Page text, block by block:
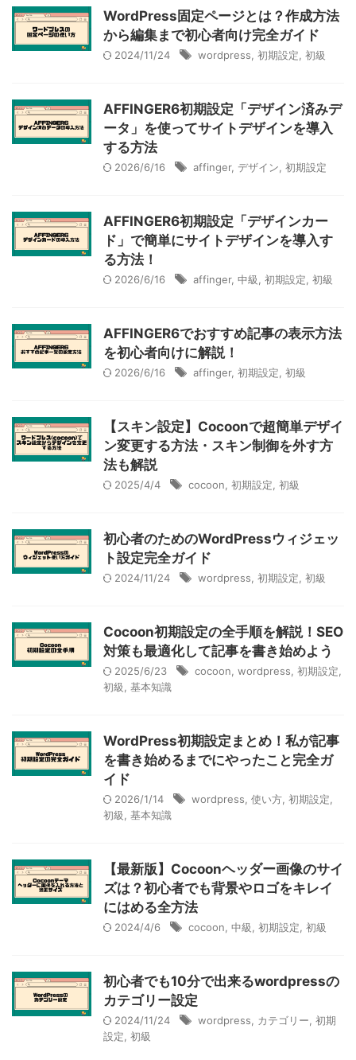
WordPress固定ページとは？作成方法
から編集まで初心者向け完全ガイド
2024/11/24 wordpress 初期設定 初級
AFFINGER6初期設定「デザイン済みデ
ータ」を使ってサイトデザインを導入
する方法
2026/6/16 affinger, デザイン 初期設定
AFFINGER6初期設定「デザインカー
ド」で簡単にサイトデザインを導入す
る方法！
2026/6/16 affinger, 中級 初期設定 初級
AFFINGER6でおすすめ記事の表示方法
を初心者向けに解説！
2026/6/16 affinger, 初期設定 初級
【スキン設定】Cocoonで超簡単デザイ
ン変更する方法・スキン制御を外す方
法も解説
2025/4/4 cocoon 初期設定 初級
初心者のためのWordPressウィジェッ
ト設定完全ガイド
2024/11/24 wordpress 初期設定 初級
Cocoon初期設定の全手順を解説！SEO
対策も最適化して記事を書き始めよう
2025/6/23 cocoon wordpress 初期設定
初級
基本知識
WordPress初期設定まとめ！私が記事
を書き始めるまでにやったこと完全ガ
イド
2026/1/14 wordpress 使い方 初期設定
初級
基本知識
【最新版】Cocoonヘッダー画像のサイ
ズは？初心者でも背景やロゴをキレイ
にはめる全方法
2024/4/6 cocoon 中級 初期設定 初級
初心者でも10分で出来るwordpressの
カテゴリー設定
2024/11/24 wordpress カテゴリー 初期
設定 初級